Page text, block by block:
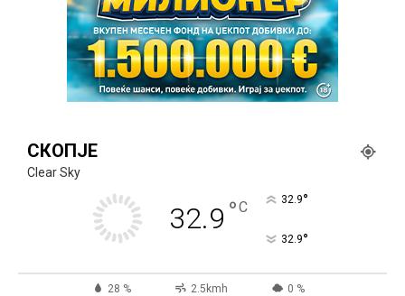
СКОПЈЕ
Clear Sky
32.9 °C 32.9°
32.9°
28 % 2.5kmh 0 %